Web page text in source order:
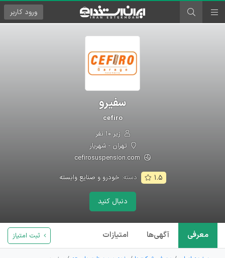
ورود کاربر
سفیرو
cefiro
زیر ۱۰ نفر
تهران - شهریار
۱.۵ دسته: خودرو و صنایع وابسته
دنبال کنید
معرفی آگهی‌ها امتیازات ثبت امتیاز